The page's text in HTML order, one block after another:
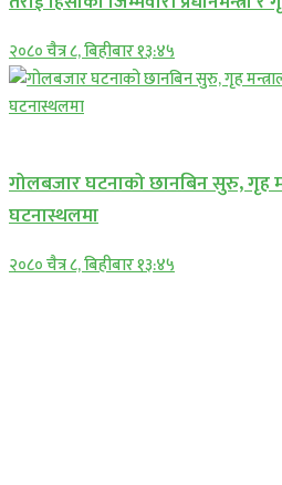
२०८० चैत्र ८, बिहीबार १३:४५
गोलबजार घटनाको छानबिन सुरु, गृह
घटनास्थलमा
२०८० चैत्र ८, बिहीबार १३:४५